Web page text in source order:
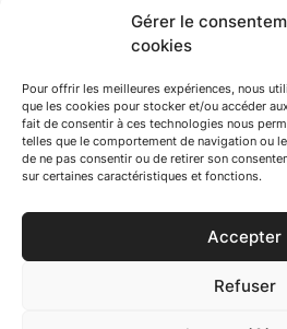
Gérer le
cookies
Pour offrir les meilleures expériences, nous
que les cookies pour stocker et/ou accéder
fait de consentir à ces technologies nous
telles que le comportement de navigation ou
de ne pas consentir ou de retirer son
sur certaines caractéristiques et fonctions.
Accepter
Refuser
fiabilité à long terme, quel
?